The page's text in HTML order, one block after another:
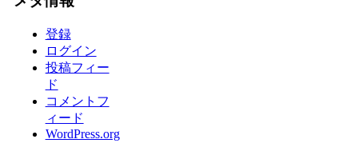
登録
ログイン
投稿フィー
ド
コメントフ
ィード
WordPress.org